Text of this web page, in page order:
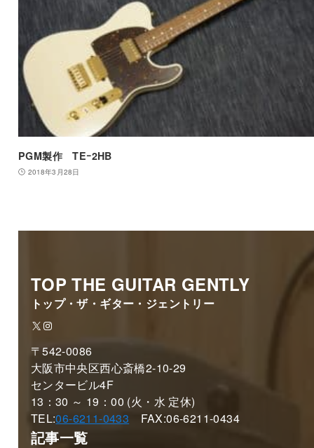
PGM製作 TEｰ2HB
2018年3月28日
TOP THE GUITAR GENTLY
トップ・ザ・ギター・ジェントリー
X Instagram
〒542-0086
大阪市中央区西心斎橋2-10-29
センタービル4F
13：30 ～ 19：00 (火・水 定休)
TEL:06-6211-0433 FAX:06-6211-0434
記事一覧